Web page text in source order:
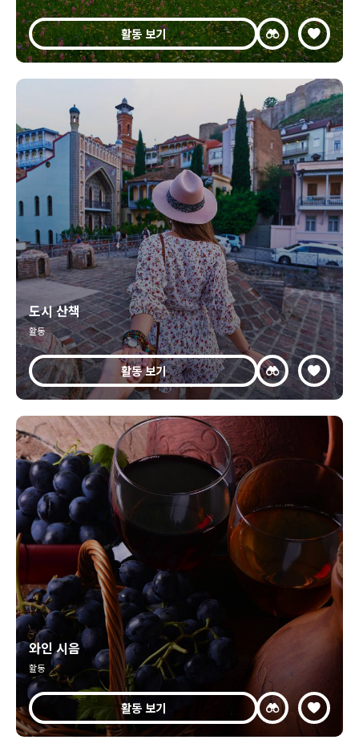
활동 보기
도시 산책
활동
활동 보기
와인 시음
활동
활동 보기